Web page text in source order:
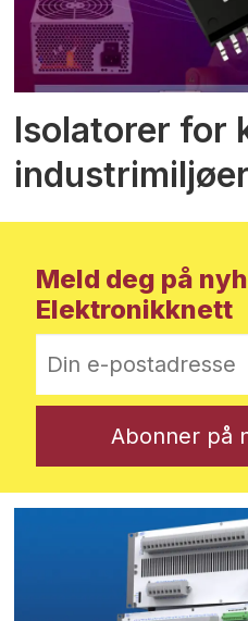
Isolatorer for
industrimiljøer
Meld deg på
Elektronikknett